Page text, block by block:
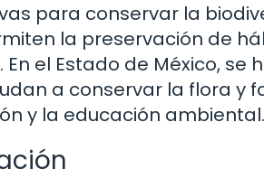
para conservar la
la preservación de
el Estado de México, se
a conservar la flora y
y la educación ambiental.